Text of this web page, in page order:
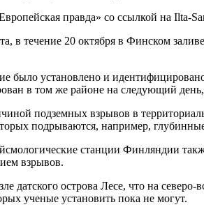
правда» со ссылкой на Ilta-
в течение 20 октября в Финском
было установлено и
в том же районе на следующий
подземных взрывов в
подрываются, например,
станции Финляндии
взрывов.
датского острова Лесе, что на
ученые установить пока не могут.